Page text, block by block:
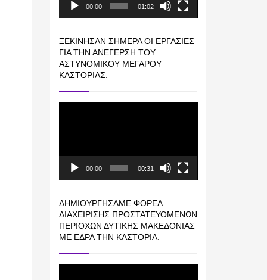
00:00 01:02
ΞΕΚΊΝΗΣΑΝ ΣΉΜΕΡΑ ΟΙ ΕΡΓΑΣΊΕΣ
ΓΙΑ ΤΗΝ ΑΝΈΓΕΡΣΗ ΤΟΥ
ΑΣΤΥΝΟΜΙΚΟΎ ΜΕΓΆΡΟΥ
ΚΑΣΤΟΡΙΆΣ.
00:00 00:31
ΔΗΜΙΟΥΡΓΉΣΑΜΕ ΦΟΡΈΑ
ΔΙΑΧΕΊΡΙΣΗΣ ΠΡΟΣΤΑΤΕΥΌΜΕΝΩΝ
ΠΕΡΙΟΧΏΝ ΔΥΤΙΚΉΣ ΜΑΚΕΔΟΝΊΑΣ
ΜΕ ΈΔΡΑ ΤΗΝ ΚΑΣΤΟΡΙΆ.